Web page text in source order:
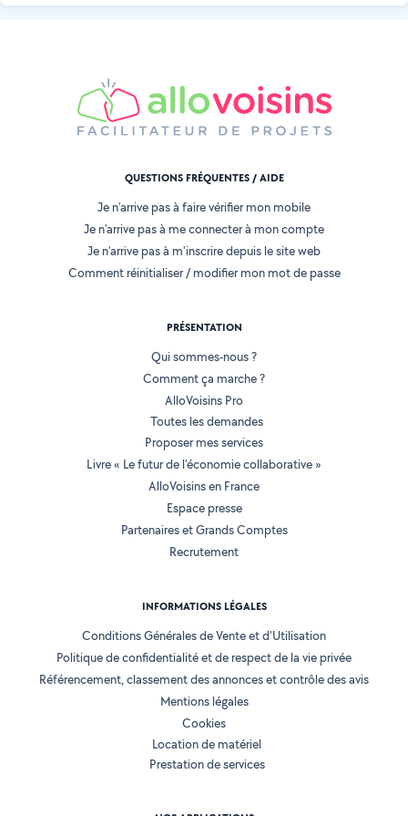
QUESTIONS FRÉQUENTES / AIDE
Je n'arrive pas à faire vérifier mon mobile
Je n'arrive pas à me connecter à mon compte
Je n'arrive pas à m'inscrire depuis le site web
Comment réinitialiser / modifier mon mot de passe
PRÉSENTATION
Qui sommes-nous ?
Comment ça marche ?
AlloVoisins Pro
Toutes les demandes
Proposer mes services
Livre « Le futur de l'économie collaborative »
AlloVoisins en France
Espace presse
Partenaires et Grands Comptes
Recrutement
INFORMATIONS LÉGALES
Conditions Générales de Vente et d'Utilisation
Politique de confidentialité et de respect de la vie privée
Référencement, classement des annonces et contrôle des avis
Mentions légales
Cookies
Location de matériel
Prestation de services